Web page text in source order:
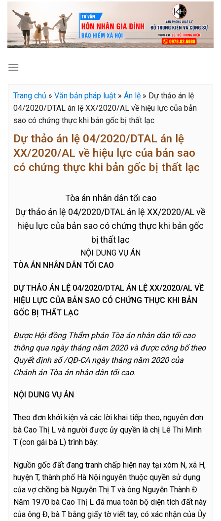
content
Trang chủ » Văn bản pháp luật » Án lệ » Dự thảo án lệ
04/2020/DTAL án lệ XX/2020/AL về hiệu lực của bản
sao có chứng thực khi bản gốc bị thất lạc
Dự thảo án lệ 04/2020/DTAL án lệ
XX/2020/AL về hiệu lực của bản sao
có chứng thực khi bản gốc bị thất lạc
Tòa án nhân dân tối cao
Dự thảo án lệ 04/2020/DTAL án lệ XX/2020/AL về
hiệu lực của bản sao có chứng thực khi bản gốc
bị thất lạc
NỘI DUNG VỤ ÁN
TÒA ÁN NHÂN DÂN TỐI CAO
DỰ THẢO ÁN LỆ 04/2020/DTAL ÁN LỆ XX/2020/AL VỀ
HIỆU LỰC CỦA BẢN SAO CÓ CHỨNG THỰC KHI BẢN
GỐC BỊ THẤT LẠC
Được Hội đồng Thẩm phán Tòa án nhân dân tối cao
thông qua ngày tháng năm 2020 và được công bố theo
Quyết định số /QĐ-CA ngày tháng năm 2020 của
Chánh án Tòa án nhân dân tối cao.
NỘI DUNG VỤ ÁN
Theo đơn khởi kiện và các lời khai tiếp theo, nguyên đơn
bà Cao Thị L và người được ủy quyền là chị Lê Thi Minh
T (con gái bà L) trình bày:
Nguồn gốc đất đang tranh chấp hiện nay tại xóm N, xã H,
huyện T, thành phố Hà Nội nguyên thuộc quyền sử dụng
của vợ chồng bà Nguyễn Thị T và ông Nguyễn Thành Đ.
Năm 1970 bà Cao Thị L đã mua toàn bộ diện tích đất này
của ông Đ, bà T bằng giấy tờ viết tay, có xác nhận của Ủy